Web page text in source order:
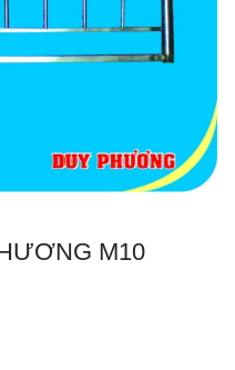
M10